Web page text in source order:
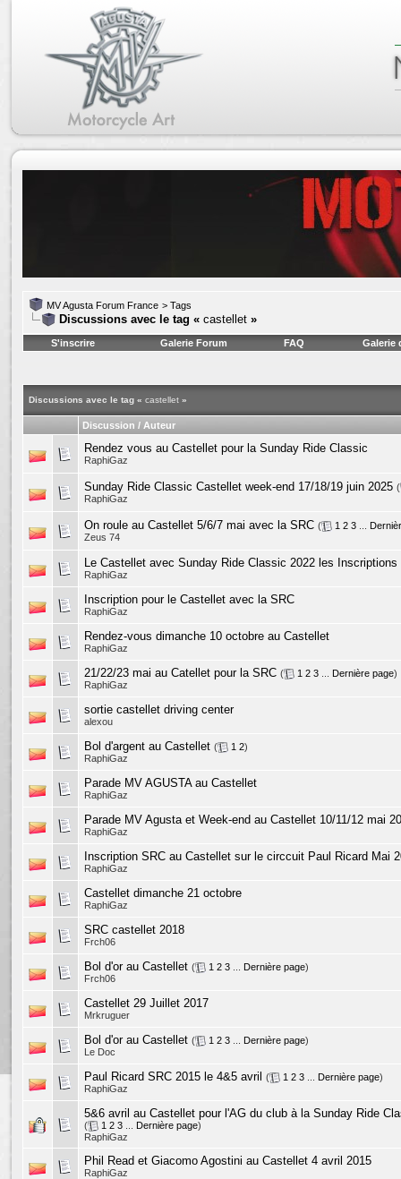
MV Agusta Forum France > Tags
Discussions avec le tag « castellet »
S'inscrire Galerie Forum FAQ Galerie
Discussions avec le tag « castellet »
Discussion / Auteur
Rendez vous au Castellet pour la Sunday Ride Classic
RaphiGaz
Sunday Ride Classic Castellet week-end 17/18/19 juin 2025 (
RaphiGaz
On roule au Castellet 5/6/7 mai avec la SRC ( 1 2 3
Zeus 74
Le Castellet avec Sunday Ride Classic 2022 les Inscriptions
RaphiGaz
Inscription pour le Castellet avec la SRC
RaphiGaz
Rendez-vous dimanche 10 octobre au Castellet
RaphiGaz
21/22/23 mai au Catellet pour la SRC ( 1 2 3 Dernière page)
RaphiGaz
sortie castellet driving center
alexou
Bol d'argent au Castellet ( 1 2)
RaphiGaz
Parade MV AGUSTA au Castellet
RaphiGaz
Parade MV Agusta et Week-end au Castellet 10/11/12 mai
RaphiGaz
Inscription SRC au Castellet sur le circcuit Paul Ricard Mai
RaphiGaz
Castellet dimanche 21 octobre
RaphiGaz
SRC castellet 2018
Frch06
Bol d'or au Castellet ( 1 2 3 Dernière page)
Frch06
Castellet 29 Juillet 2017
Mrkruguer
Bol d'or au Castellet ( 1 2 3 Dernière page)
Le Doc
Paul Ricard SRC 2015 le 4&5 avril ( 1 2 3 Dernière page)
RaphiGaz
5&6 avril au Castellet pour l'AG du club à la Sunday Ride
( 1 2 3 Dernière page)
RaphiGaz
Phil Read et Giacomo Agostini au Castellet 4 avril 2015
RaphiGaz